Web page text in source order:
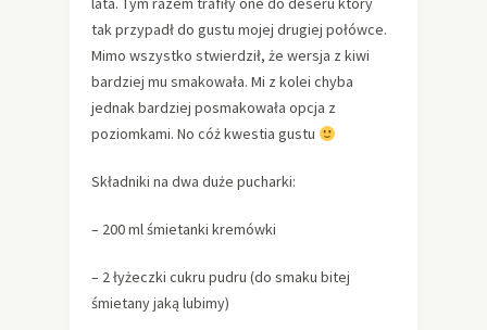
tak przypadł do gustu mojej drugiej połówce.
Mimo wszystko stwierdził, że wersja z kiwi
bardziej mu smakowała. Mi z kolei chyba
jednak bardziej posmakowała opcja z
poziomkami. No cóż kwestia gustu
Składniki na dwa duże pucharki:
– 200 ml śmietanki kremówki
– 2 łyżeczki cukru pudru (do smaku bitej
śmietany jaką lubimy)